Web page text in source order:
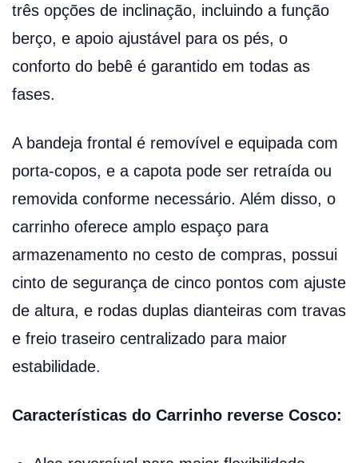
três opções de inclinação, incluindo a função
berço, e apoio ajustável para os pés, o
conforto do bebê é garantido em todas as
fases.
A bandeja frontal é removível e equipada com
porta-copos, e a capota pode ser retraída ou
removida conforme necessário. Além disso, o
carrinho oferece amplo espaço para
armazenamento no cesto de compras, possui
cinto de segurança de cinco pontos com ajuste
de altura, e rodas duplas dianteiras com travas
e freio traseiro centralizado para maior
estabilidade.
Características do Carrinho reverse Cosco: